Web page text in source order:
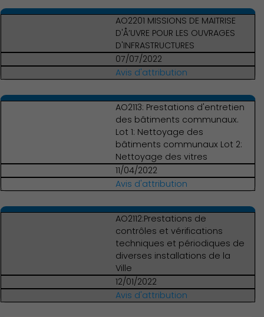
Environnement cadre de
AO2201 MISSIONS DE MAITRISE
D'Å’UVRE POUR LES OUVRAGES
D'INFRASTRUCTURES
07/07/2022
Avis d'attribution
AO2113: Prestations d'entretien
des bâtiments communaux.
Lot 1: Nettoyage des
bâtiments communaux Lot 2:
Nettoyage des vitres
11/04/2022
Avis d'attribution
AO2112:Prestations de
contrôles et vérifications
techniques et périodiques de
diverses installations de la
Ville
12/01/2022
Avis d'attribution